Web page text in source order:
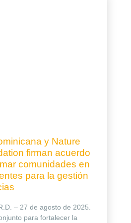
y Nature
firman acuerdo
comunidades en
para la gestión
– 27 de agosto de 2025.
para fortalecer la